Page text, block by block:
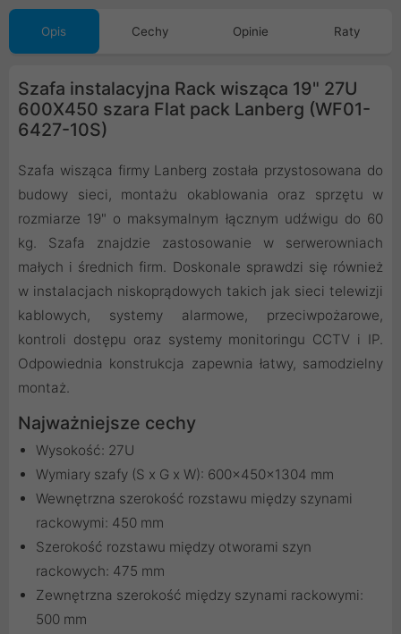
Opis Cechy Opinie Raty
Szafa instalacyjna Rack wisząca 19" 27U
600X450 szara Flat pack Lanberg (WF01-
6427-10S)
Szafa wisząca firmy Lanberg została przystosowana do
budowy sieci, montażu okablowania oraz sprzętu w
rozmiarze 19" o maksymalnym łącznym udźwigu do 60
kg. Szafa znajdzie zastosowanie w serwerowniach
małych i średnich firm. Doskonale sprawdzi się również
w instalacjach niskoprądowych takich jak sieci telewizji
kablowych, systemy alarmowe, przeciwpożarowe,
kontroli dostępu oraz systemy monitoringu CCTV i IP.
Odpowiednia konstrukcja zapewnia łatwy, samodzielny
montaż.
Najważniejsze cechy
Wysokość: 27U
Wymiary szafy (S x G x W): 600x450x1304 mm
Wewnętrzna szerokość rozstawu między szynami
rackowymi: 450 mm
Szerokość rozstawu między otworami szyn
rackowych: 475 mm
Zewnętrzna szerokość między szynami rackowymi:
500 mm